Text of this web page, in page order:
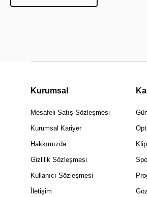
Kurumsal
Mesafeli Satış Sözleşmesi
Kurumsal Kariyer
Hakkımızda
Gizlilik Sözleşmesi
Kullanıcı Sözleşmesi
İletişim